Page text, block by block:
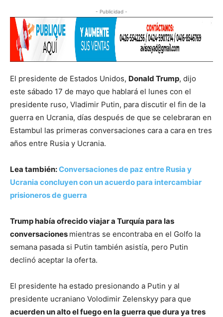
- Publicidad -
El presidente de Estados Unidos, Donald Trump, dijo
este sábado 17 de mayo que hablará el lunes con el
presidente ruso, Vladimir Putin, para discutir el fin de la
guerra en Ucrania, días después de que se celebraran en
Estambul las primeras conversaciones cara a cara en tres
años entre Rusia y Ucrania.
Lea también:Conversaciones de paz entre Rusia y
Ucrania concluyen con un acuerdo para intercambiar
prisioneros de guerra
Trump había ofrecido viajar a Turquía para las
conversaciones mientras se encontraba en el Golfo la
semana pasada si Putin también asistía, pero Putin
declinó aceptar la oferta.
El presidente ha estado presionando a Putin y al
presidente ucraniano Volodimir Zelenskyy para que
acuerden un alto el fuego en la guerra que dura ya tres